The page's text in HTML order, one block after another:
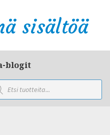
sisältöä
blogit